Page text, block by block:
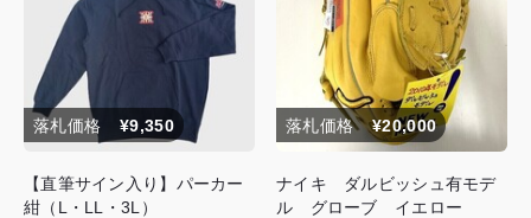
落札価格 ¥9,350
【直筆サイン入り】パーカー
紺（L・LL・3L）
落札価格 ¥20,000
ナイキ ダルビッシュ有モデ
ル グローブ イエロー